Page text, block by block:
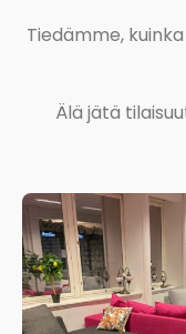
Tiedämme,
Älä jätä